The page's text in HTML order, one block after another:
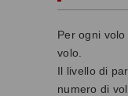
Per ogni
volo.
Il livello di
numero di